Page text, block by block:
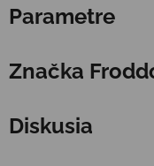
Parametre
Značka
Diskusia